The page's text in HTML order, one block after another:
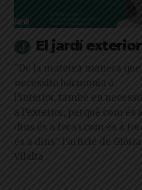
El jardí exterior
"De la mateixa manera que
necessito harmonia a
l’interior, també en
a l’exterior, perquè com és a
dins és a fora i com és a
és a dins": l'article de Glòria
Vilalta